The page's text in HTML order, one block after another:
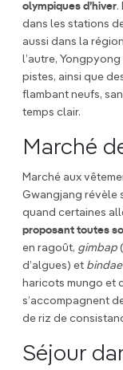
olympiques d’hiver.
dans les stations
aussi dans la
l’autre,
pistes, ainsi que
flambant neufs,
temps clair.
Marché
Marché aux
Gwangjang révèle
quand certaines
proposant toutes
en ragoût, gimbap
d’algues) et
haricots mungo et
s’accompagnent
de riz de
Séjour